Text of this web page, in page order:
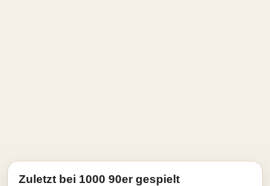
Zuletzt bei 1000 90er gespielt